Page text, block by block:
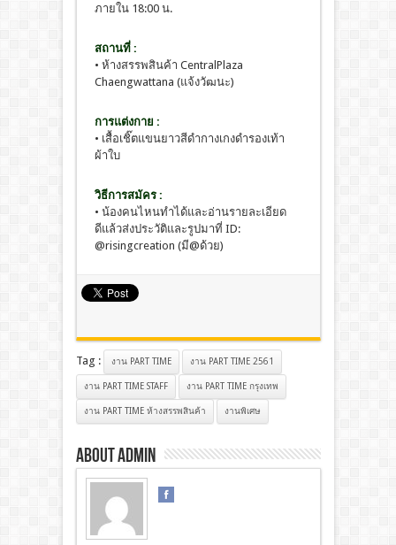
ภายใน 18:00 น.
สถานที่ :
• ห้างสรรพสินค้า CentralPlaza
Chaengwattana (แจ้งวัฒนะ)
การแต่งกาย :
• เสื้อเชิ๊ตแขนยาวสีดำกางเกงดำรองเท้า
ผ้าใบ
วิธีการสมัคร :
• น้องคนไหนทำได้และอ่านรายละเอียด
ดีแล้วส่งประวัติและรูปมาที่ ID:
@risingcreation (มี@ด้วย)
Tag : งาน PART TIME งาน PART TIME 2561
งาน PART TIME STAFF งาน PART TIME กรุงเทพ
งาน PART TIME ห้างสรรพสินค้า งานพิเศษ
About admin